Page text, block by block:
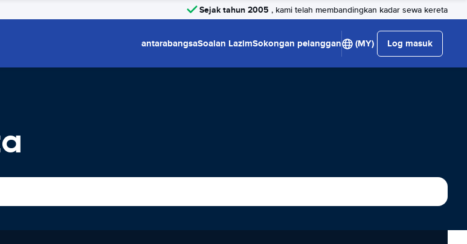
Sejak tahun 2005 , kami telah membandingkan kadar sewa kereta
antarabangsaSoalan LazimSokongan pelanggan (MY) Log masuk